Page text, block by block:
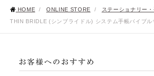
HOME / ONLINE STORE / ステーショナリー
THIN BRIDLE (シンブライドル) システム手帳バイブル